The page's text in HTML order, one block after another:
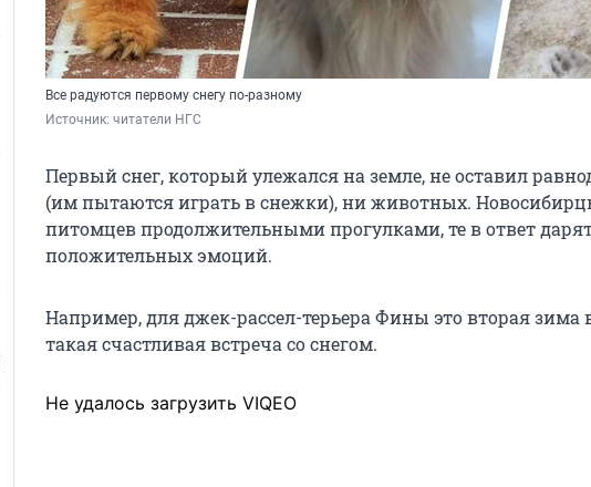
Все радуются первому снегу по-разному
Источник: читатели НГС
Первый снег, который улежался на земле, не оставил
(им пытаются играть в снежки), ни животных.
питомцев продолжительными прогулками, те в ответ
положительных эмоций.
Например, для джек-рассел-терьера Фины это вторая зима
такая счастливая встреча со снегом.
Не удалось загрузить VIQEO